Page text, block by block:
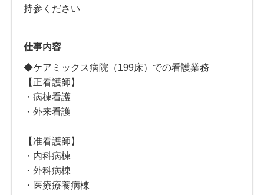
持参ください
仕事内容
◆ケアミックス病院（199床）での看護業務
【正看護師】
・病棟看護
・外来看護
【准看護師】
・内科病棟
・外科病棟
・医療療養病棟